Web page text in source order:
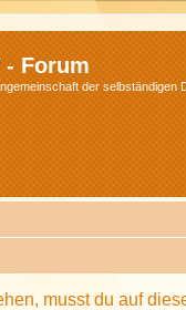
- Forum
der selbständigen
musst du auf